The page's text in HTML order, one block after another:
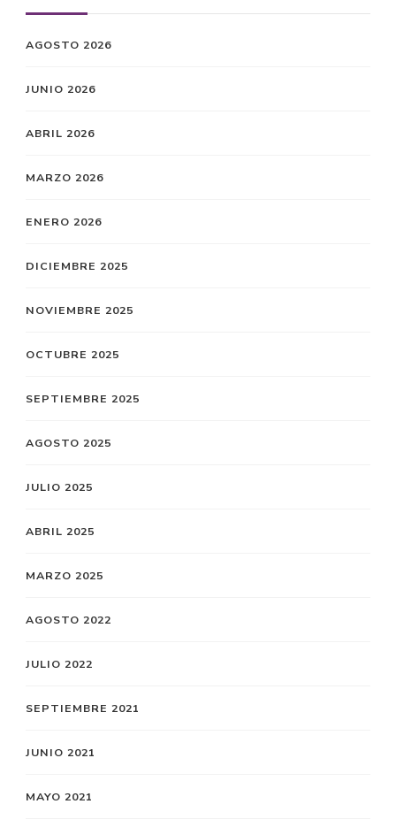
AGOSTO 2026
JUNIO 2026
ABRIL 2026
MARZO 2026
ENERO 2026
DICIEMBRE 2025
NOVIEMBRE 2025
OCTUBRE 2025
SEPTIEMBRE 2025
AGOSTO 2025
JULIO 2025
ABRIL 2025
MARZO 2025
AGOSTO 2022
JULIO 2022
SEPTIEMBRE 2021
JUNIO 2021
MAYO 2021